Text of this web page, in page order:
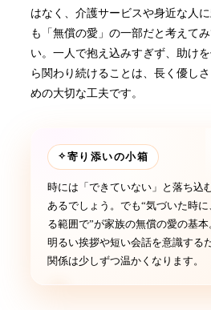
はなく、介護サービスや身近な人
も「無償の愛」の一部だと考えて
い。一人で抱え込みすぎず、助け
ら関わり続けることは、長く優し
めの大切な工夫です。
✧寄り添いの小箱
時には「できていない」と落ち込
あるでしょう。でも“気づいた時に
る範囲で”が家族の無償の愛の基本
明るい挨拶や短い会話を意識する
関係は少しずつ温かくなります。